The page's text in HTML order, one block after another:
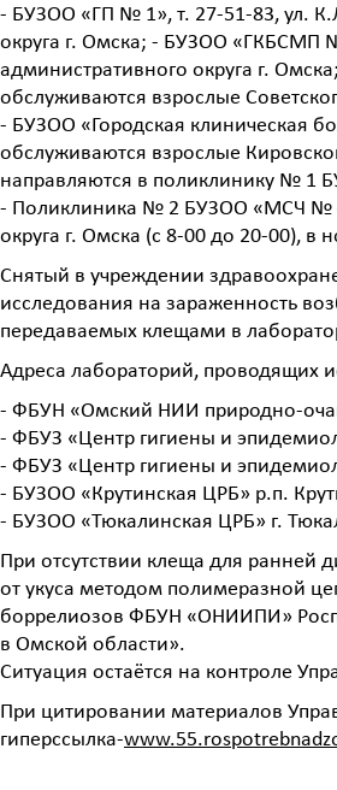
- БУЗОО «ГП № 1», т. 27-51-83, ул.
округа г. Омска; - БУЗОО «ГКБСМП
административного округа г.
обслуживаются взрослые
- БУЗОО «Городская клиническая
обслуживаются взрослые
направляются в поликлинику № 1
- Поликлиника № 2 БУЗОО «МСЧ №
округа г. Омска (с 8-00 до 20-00),
Снятый в учреждении
исследования на зараженность
передаваемых клещами в
Адреса лабораторий, проводящих
- ФБУН «Омский НИИ природно-
- ФБУЗ «Центр гигиены и
- ФБУЗ «Центр гигиены и
- БУЗОО «Крутинская ЦРБ» р.п.
- БУЗОО «Тюкалинская ЦРБ» г.
При отсутствии клеща для ранней
от укуса методом полимеразной
боррелиозов ФБУН «ОНИИПИ»
в Омской области».
Ситуация остаётся на контроле
При цитировании материалов
гиперссылка-